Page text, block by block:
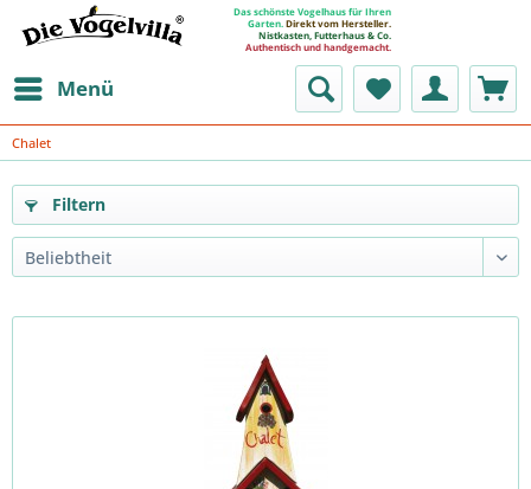
Das schönste Vogelhaus für Ihren
Garten. Direkt vom Hersteller.
Nistkasten, Futterhaus & Co.
Authentisch und handgemacht.
Menü
Chalet
Filtern